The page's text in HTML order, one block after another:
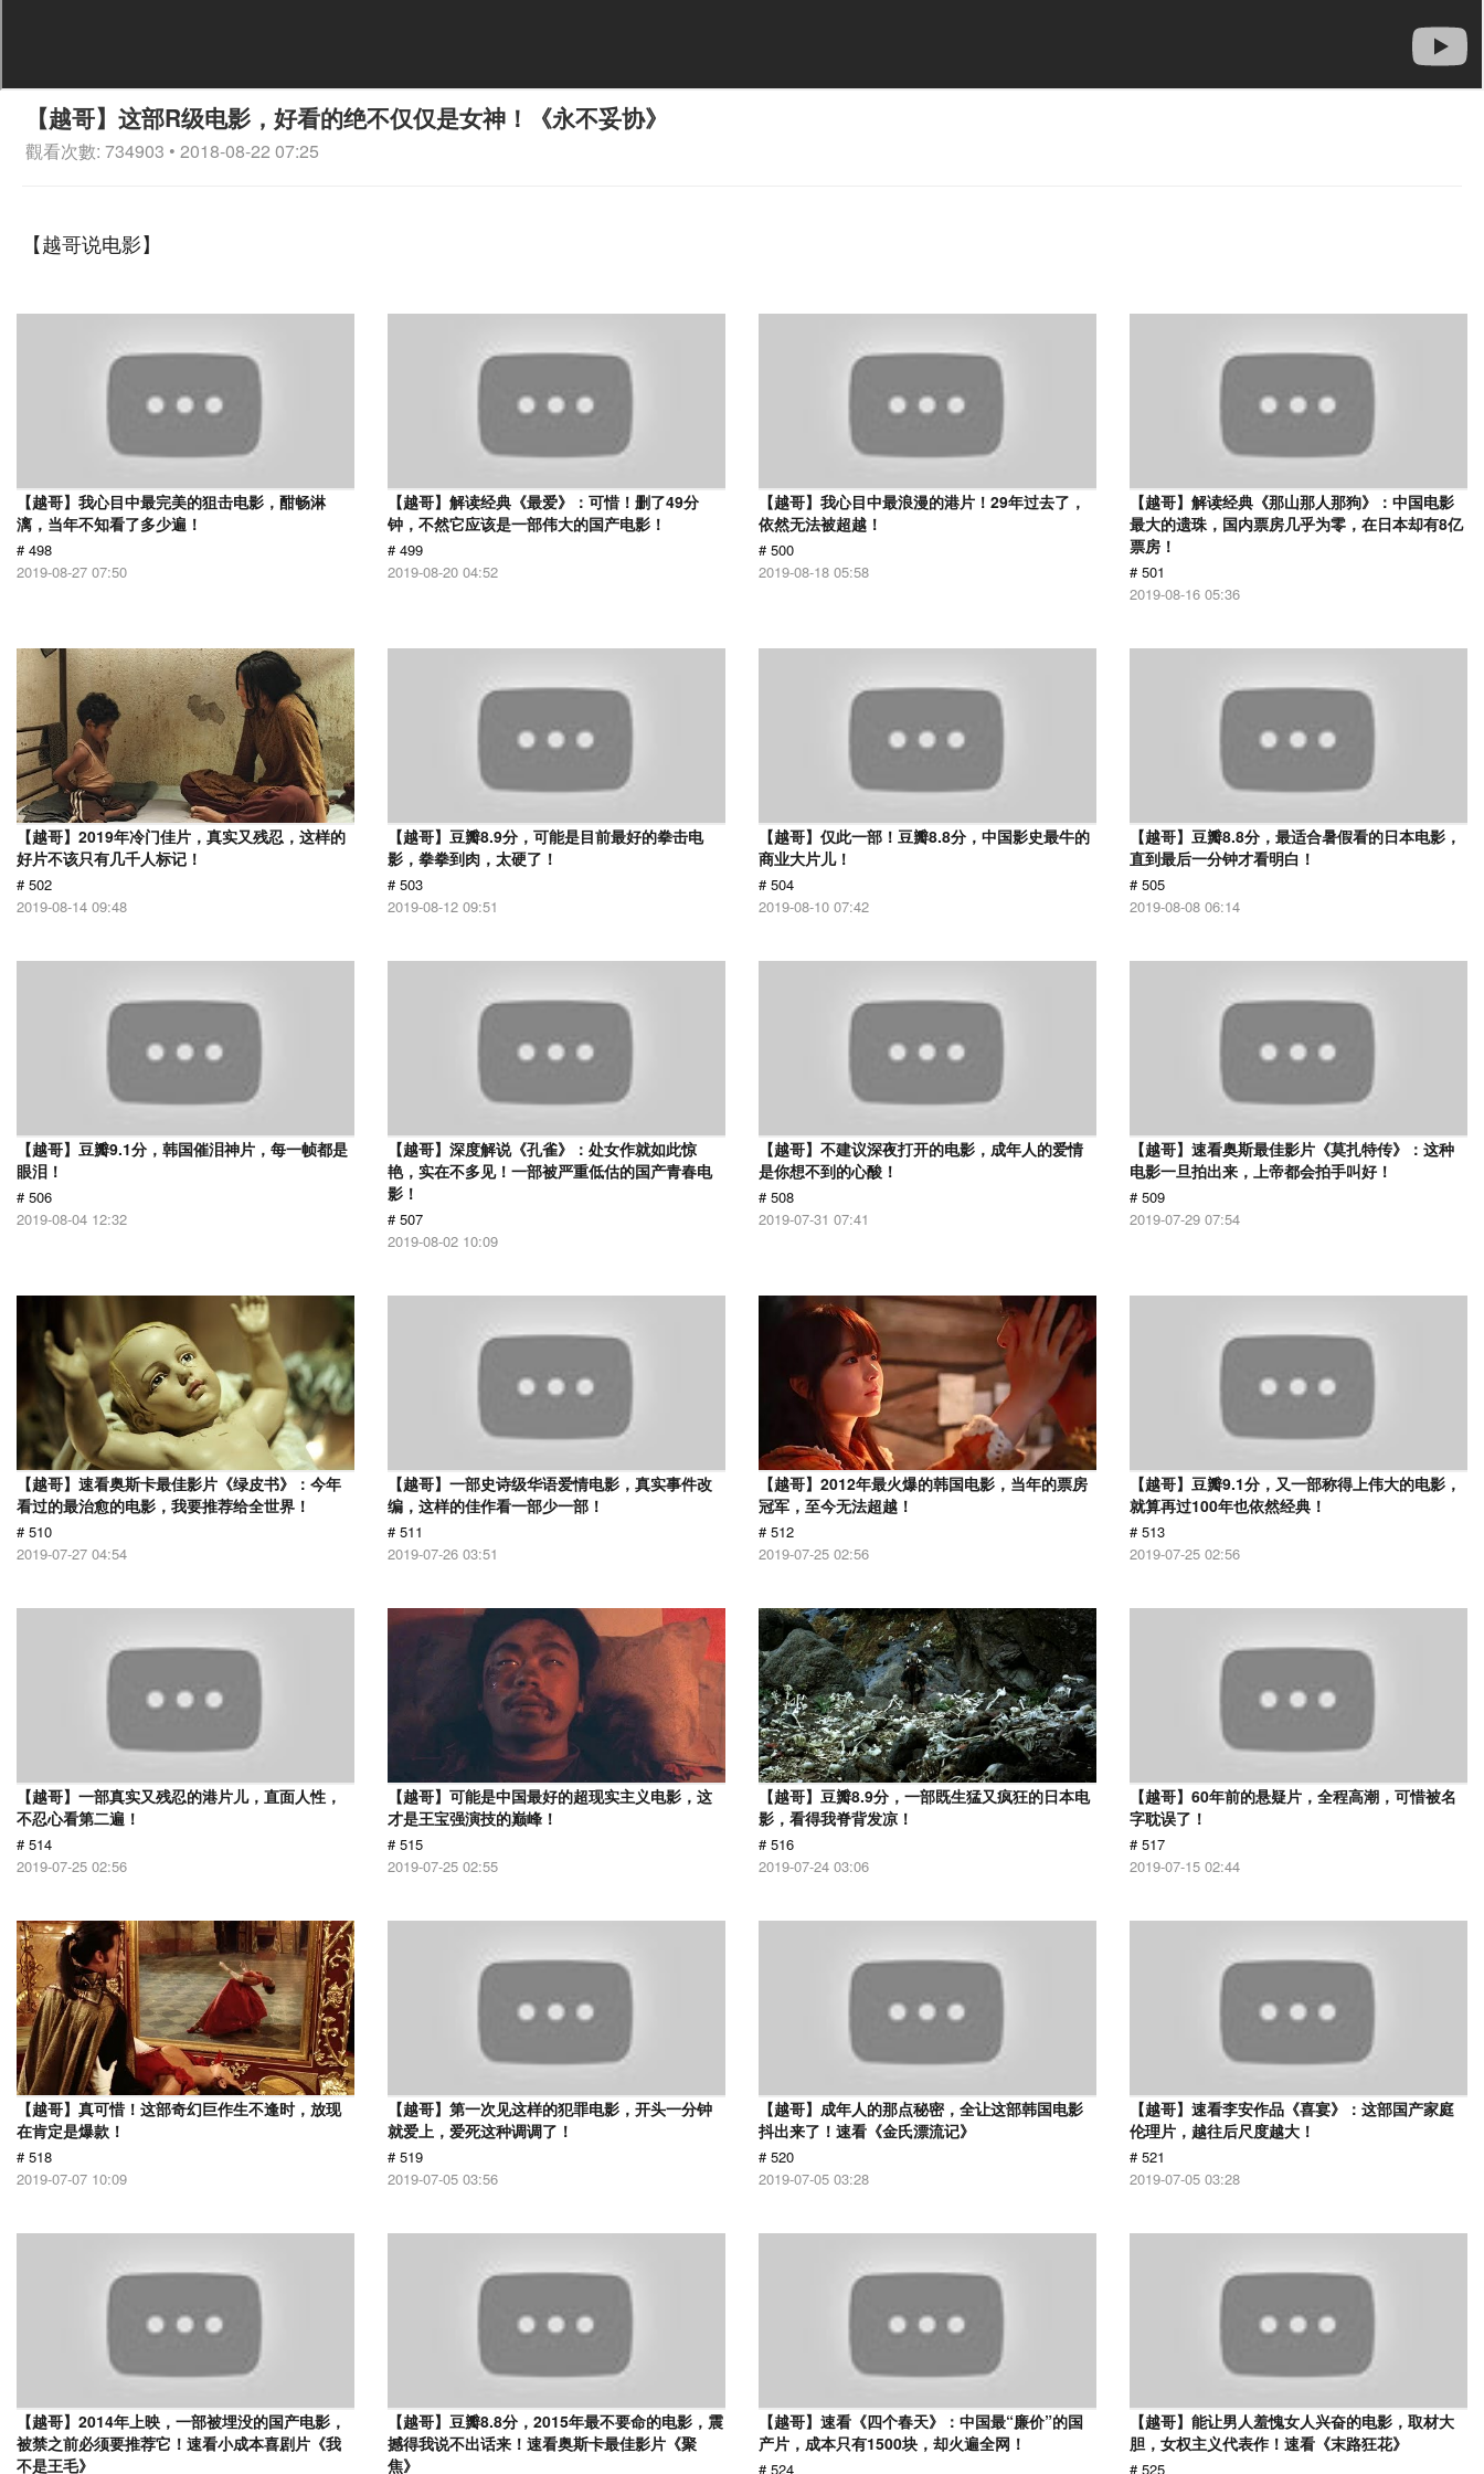
【越哥】这部R级电影，好看的绝不仅仅是女神！《永不妥协》
觀看次數: 734903 • 2018-08-22 07:25
【越哥说电影】
【越哥】我心目中最完美的狙击电影，酣畅淋
漓，当年不知看了多少遍！
# 498
2019-08-27 07:50
【越哥】解读经典《最爱》：可惜！删了49分
钟，不然它应该是一部伟大的国产电影！
# 499
2019-08-20 04:52
【越哥】我心目中最浪漫的港片！29年过去了，
依然无法被超越！
# 500
2019-08-18 05:58
【越哥】解读经典《那山那人那狗》：中国电影
最大的遗珠，国内票房几乎为零，在日本却有8亿
票房！
# 501
2019-08-16 05:36
【越哥】2019年冷门佳片，真实又残忍，这样的
好片不该只有几千人标记！
# 502
2019-08-14 09:48
【越哥】豆瓣8.9分，可能是目前最好的拳击电
影，拳拳到肉，太硬了！
# 503
2019-08-12 09:51
【越哥】仅此一部！豆瓣8.8分，中国影史最牛的
商业大片儿！
# 504
2019-08-10 07:42
【越哥】豆瓣8.8分，最适合暑假看的日本电影，
直到最后一分钟才看明白！
# 505
2019-08-08 06:14
【越哥】豆瓣9.1分，韩国催泪神片，每一帧都是
眼泪！
# 506
2019-08-04 12:32
【越哥】深度解说《孔雀》：处女作就如此惊
艳，实在不多见！一部被严重低估的国产青春电
影！
# 507
2019-08-02 10:09
【越哥】不建议深夜打开的电影，成年人的爱情
是你想不到的心酸！
# 508
2019-07-31 07:41
【越哥】速看奥斯最佳影片《莫扎特传》：这种
电影一旦拍出来，上帝都会拍手叫好！
# 509
2019-07-29 07:54
【越哥】速看奥斯卡最佳影片《绿皮书》：今年
看过的最治愈的电影，我要推荐给全世界！
# 510
2019-07-27 04:54
【越哥】一部史诗级华语爱情电影，真实事件改
编，这样的佳作看一部少一部！
# 511
2019-07-26 03:51
【越哥】2012年最火爆的韩国电影，当年的票房
冠军，至今无法超越！
# 512
2019-07-25 02:56
【越哥】豆瓣9.1分，又一部称得上伟大的电影，
就算再过100年也依然经典！
# 513
2019-07-25 02:56
【越哥】一部真实又残忍的港片儿，直面人性，
不忍心看第二遍！
# 514
2019-07-25 02:56
【越哥】可能是中国最好的超现实主义电影，这
才是王宝强演技的巅峰！
# 515
2019-07-25 02:55
【越哥】豆瓣8.9分，一部既生猛又疯狂的日本电
影，看得我脊背发凉！
# 516
2019-07-24 03:06
【越哥】60年前的悬疑片，全程高潮，可惜被名
字耽误了！
# 517
2019-07-15 02:44
【越哥】真可惜！这部奇幻巨作生不逢时，放现
在肯定是爆款！
# 518
2019-07-07 10:09
【越哥】第一次见这样的犯罪电影，开头一分钟
就爱上，爱死这种调调了！
# 519
2019-07-05 03:56
【越哥】成年人的那点秘密，全让这部韩国电影
抖出来了！速看《金氏漂流记》
# 520
2019-07-05 03:28
【越哥】速看李安作品《喜宴》：这部国产家庭
伦理片，越往后尺度越大！
# 521
2019-07-05 03:28
【越哥】2014年上映，一部被埋没的国产电影，
被禁之前必须要推荐它！速看小成本喜剧片《我
不是王毛》
【越哥】豆瓣8.8分，2015年最不要命的电影，震
撼得我说不出话来！速看奥斯卡最佳影片《聚
焦》
【越哥】速看《四个春天》：中国最“廉价”的国
产片，成本只有1500块，却火遍全网！
# 524
【越哥】能让男人羞愧女人兴奋的电影，取材大
胆，女权主义代表作！速看《末路狂花》
# 525